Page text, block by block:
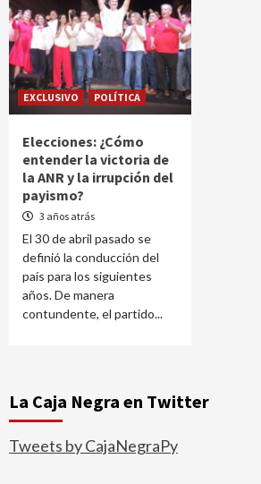
EXCLUSIVO POLÍTICA
Elecciones: ¿Cómo
entender la victoria de
la ANR y la irrupción del
payismo?
3 años atrás
El 30 de abril pasado se
definió la conducción del
país para los siguientes
años. De manera
contundente, el partido...
La Caja Negra en Twitter
Tweets by CajaNegraPy